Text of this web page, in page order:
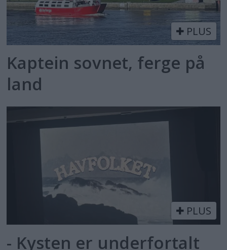
PLUS
Kaptein sovnet, ferge på
land
PLUS
- Kysten er underfortalt